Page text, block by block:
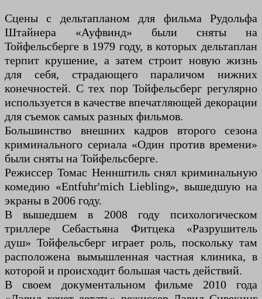
Сцены с дельтапланом для фильма Рудольфа
Штайнера «Ауфвинд» были сняты на
Тойфельсберге в 1979 году, в которых дельтаплан
терпит крушение, а затем строит новую жизнь
для себя, страдающего параличом нижних
конечностей. С тех пор Тойфельсберг регулярно
используется в качестве впечатляющей декорации
для съемок самых разных фильмов.
Большинство внешних кадров второго сезона
криминального сериала «Один против времени»
были сняты на Тойфельсберге.
Режиссер Томас Неннштиль снял криминальную
комедию «Entfuhr'mich Liebling», вышедшую на
экраны в 2006 году.
В вышедшем в 2008 году психологическом
триллере Себастьяна Фитцека «Разрушитель
душ» Тойфельсберг играет роль, поскольку там
расположена вымышленная частная клиника, в
которой и происходит большая часть действий.
В своем документальном фильме 2010 года